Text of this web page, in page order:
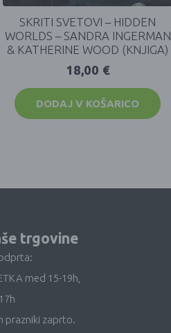
SKRITI SVETOVI – HIDDEN
WORLDS – SANDRA INGERMAN
& KATHERINE WOOD (KNJIGA)
18,00 €
DODAJ V KOŠARICO
trgovine
med 15-19h,
prazniki zaprto.